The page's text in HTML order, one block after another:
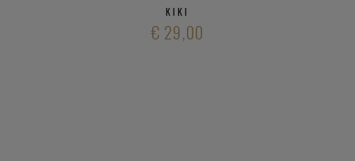
KIKI
€ 29,00